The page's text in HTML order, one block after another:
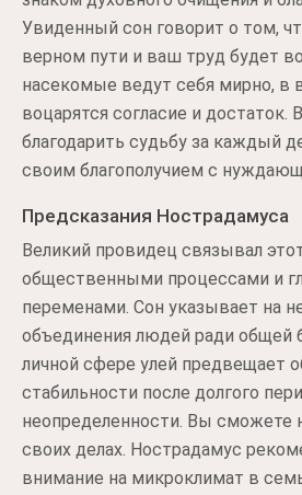
Увиденный сон говорит о том,
верном пути и ваш труд будет
насекомые ведут себя мирно, в
воцарятся согласие и достаток.
благодарить судьбу за каждый
своим благополучием с
Предсказания Нострадамуса
Великий провидец связывал
общественными процессами и
переменами. Сон указывает на
объединения людей ради общей
личной сфере улей предвещает
стабильности после долгого
неопределенности. Вы сможете
своих делах. Нострадамус
внимание на микроклимат в